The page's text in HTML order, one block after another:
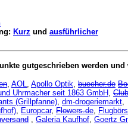
Kurz und ausführlicher
gutgeschrieben werden und
, AOL, Apollo Optik, buecher.de
Uhrmacher seit 1863 GmbH,
(Grillpfanne), dm-drogeriemarkt,
, Europcar, Flowers.de,
, Galeria Kaufhof, Goertz